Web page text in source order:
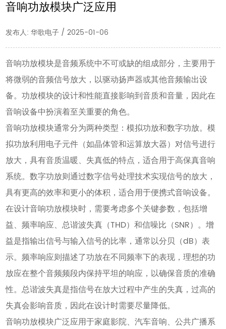
音响功放模块广泛应用
发布人: 华歌电子 / 2025-01-06
音响功放模块是音频系统中不可或缺的组成部分，主要用于
将微弱的音频信号放大，以驱动扬声器或其他音频输出设
备。功放模块的设计和性能直接影响到音质和音量，因此在
音响设备中扮演着至关重要的角色。
音响功放模块通常分为两种类型：模拟功放和数字功放。模
拟功放利用电子元件（如晶体管和运算放大器）对信号进行
放大，具有音质温暖、失真低的特点，适合用于高保真音响
系统。数字功放则通过数字信号处理技术实现信号的放大，
具有更高的效率和更小的体积，适合用于便携式音响设备。
在设计音响功放模块时，需要考虑多个关键参数，包括增
益、频率响应、总谐波失真（THD）和信噪比（SNR）。增
益是指输出信号与输入信号的比率，通常以分贝（dB）表
示。频率响应则描述了功放在不同频率下的表现，理想的功
放应在整个音频频段内保持平坦的响应，以确保音质的准确
性。总谐波失真是指信号在放大过程中产生的失真，过高的
失真会影响音质，因此在设计时需要尽量降低。
音响功放模块广泛应用于家庭影院、汽车音响、公共广播系